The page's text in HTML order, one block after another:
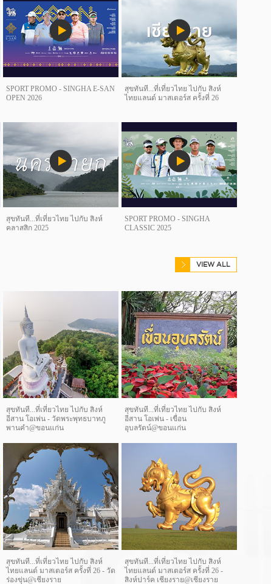
SPORT PROMO - SINGHA E-SAN
OPEN 2026
สุขทันที...ที่เที่ยวไทย ไปกับ สิงห์
ไทยแลนด์ มาสเตอร์ส ครั้งที่ 26
สุขทันที...ที่เที่ยวไทย ไปกับ สิงห์
คลาสสิก 2025
SPORT PROMO - SINGHA
CLASSIC 2025
VIEW ALL
สุขทันที...ที่เที่ยวไทย ไปกับ สิงห์
อีสาน โอเพ่น - วัดพระพุทธบาทภู
พานคำ@ขอนแก่น
สุขทันที...ที่เที่ยวไทย ไปกับ สิงห์
อีสาน โอเพ่น - เขื่อน
อุบลรัตน์@ขอนแก่น
สุขทันที...ที่เที่ยวไทย ไปกับ สิงห์
ไทยแลนด์ มาสเตอร์ส ครั้งที่ 26 - วัด
ร่องขุ่น@เชียงราย
สุขทันที...ที่เที่ยวไทย ไปกับ สิงห์
ไทยแลนด์ มาสเตอร์ส ครั้งที่ 26 -
สิงห์ปาร์ค เชียงราย@เชียงราย